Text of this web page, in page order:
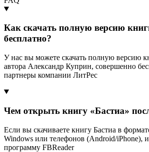
Как скачать полную версию
бесплатно?
У нас вы можете скачать полную версию
автора Александр Куприн, совершенно
партнеры компании ЛитРес
Чем открыть книгу «Бастиа»
Если вы скачиваете книгу Бастиа в
Windows или телефонов (Android/iPhone),
программу FBReader